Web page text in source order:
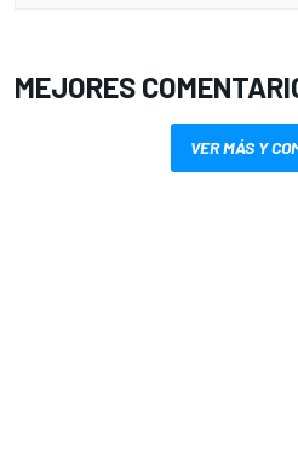
MEJORES
VER MÁS Y